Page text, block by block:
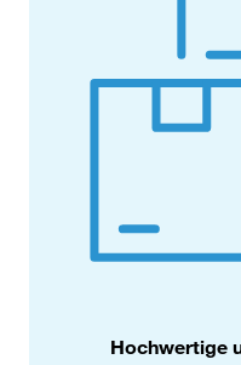
Hochwertige